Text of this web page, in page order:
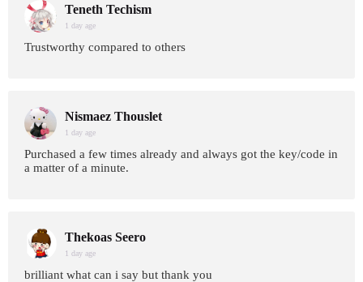
Teneth Techism
1 day age
Trustworthy compared to others
Nismaez Thouslet
1 day age
Purchased a few times already and always got the key/code in
a matter of a minute.
Thekoas Seero
1 day age
brilliant what can i say but thank you